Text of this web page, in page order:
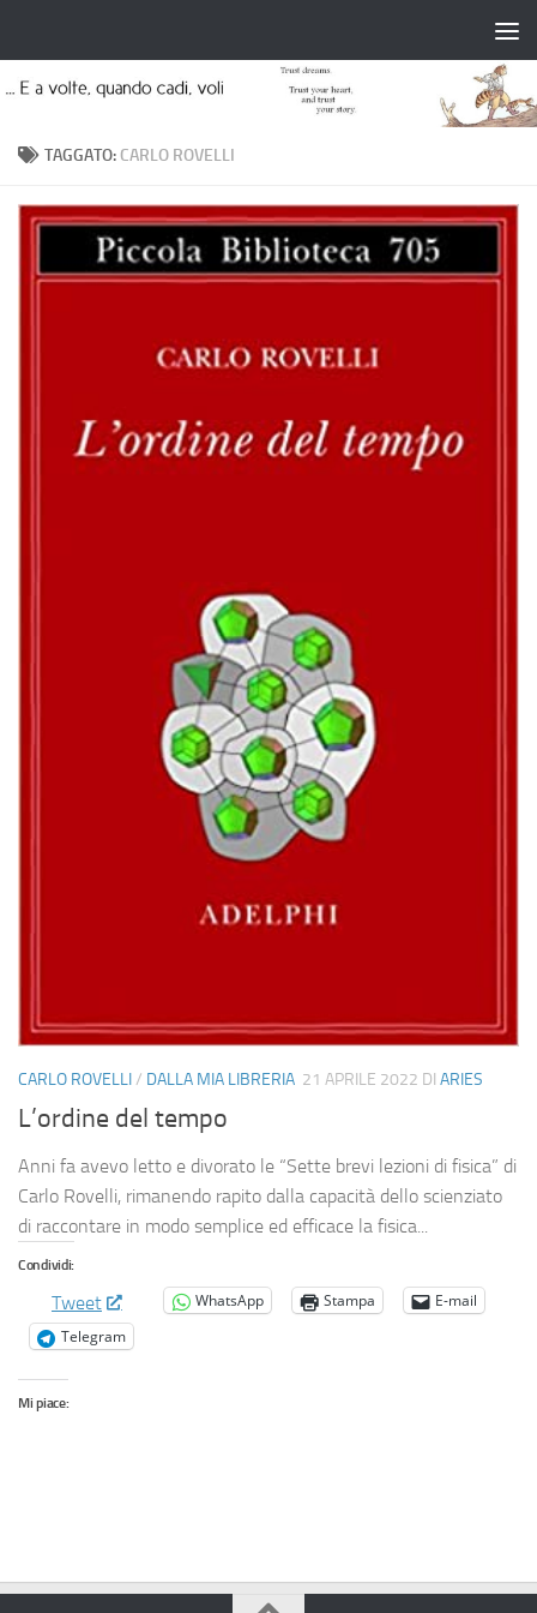
TAGGATO: CARLO ROVELLI
CARLO ROVELLI/ DALLA MIA LIBRERIA 21 APRILE 2022 DI ARIES
L’ordine del tempo
Anni fa avevo letto e divorato le “Sette brevi lezioni di fisica” di
Carlo Rovelli, rimanendo rapito dalla capacità dello scienziato
di raccontare in modo semplice ed efficace la fisica...
Condividi:
Tweet WhatsApp Stampa
E-mail
Telegram
Mi piace: